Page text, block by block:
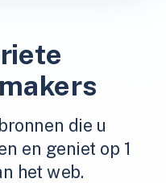
die u
en geniet op 1
het web.